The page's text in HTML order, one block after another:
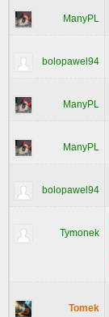
ManyPL
bolopawel94
ManyPL
ManyPL
bolopawel94
Tymonek
Tomek